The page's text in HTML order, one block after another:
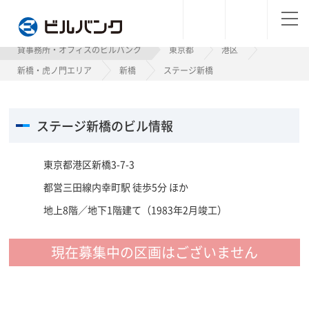
貸事務所・オフィスのビルバンク 東京都
港区
新橋・虎ノ門エリア
新橋 ステージ新橋
ステージ新橋のビル情報
東京都港区新橋3-7-3
都営三田線内幸町駅 徒歩5分 ほか
地上8階／地下1階建て（1983年2月竣工）
現在募集中の区画はございません